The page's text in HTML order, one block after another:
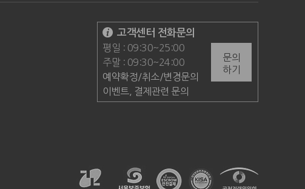
고객센터 전화문의
평일 : 09:30~25:00
주말 : 09:30~24:00
예약확정/취소/변경문의
이벤트, 결제관련 문의
문의
하기